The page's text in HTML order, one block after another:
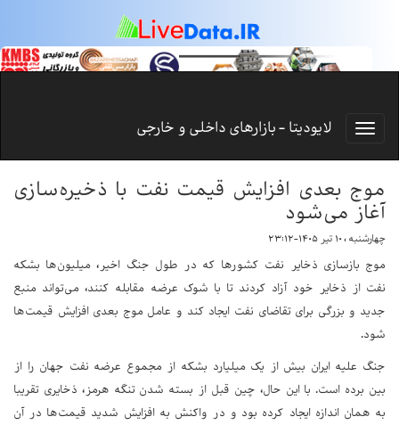
لایودیتا - بازارهای داخلی و خارجی
موج بعدی افزایش قیمت نفت با ذخیره‌سازی
آغاز می‌شود
چهارشنبه ، ۱۰ تیر ۱۴۰۵-۲۳:۱۲
موج بازسازی ذخایر نفت کشورها که در طول جنگ اخیر، میلیون‌ها بشکه
نفت از ذخایر خود آزاد کردند تا با شوک عرضه مقابله کنند، می‌تواند منبع
جدید و بزرگی برای تقاضای نفت ایجاد کند و عامل موج بعدی افزایش قیمت‌ها
شود.
جنگ علیه ایران بیش از یک میلیارد بشکه از مجموع عرضه نفت جهان را از
بین برده است. با این حال، چین قبل از بسته شدن تنگه هرمز، ذخایری تقریبا
به همان اندازه ایجاد کرده بود و در واکنش به افزایش شدید قیمت‌ها در آن